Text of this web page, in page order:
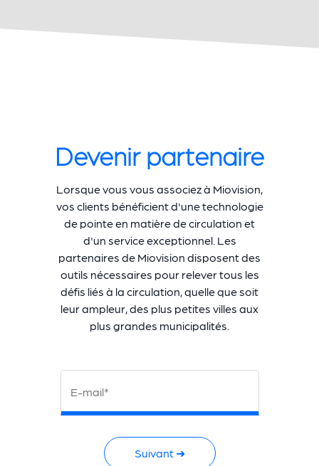
Devenir partenaire
Lorsque vous vous associez à Miovision,
vos clients bénéficient d'une technologie
de pointe en matière de circulation et
d'un service exceptionnel. Les
partenaires de Miovision disposent des
outils nécessaires pour relever tous les
défis liés à la circulation, quelle que soit
leur ampleur, des plus petites villes aux
plus grandes municipalités.
E-mail*
Suivant ➜